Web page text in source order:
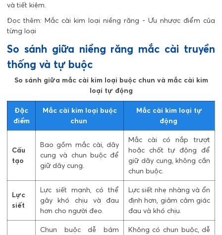
và tiết kiệm.
Đọc thêm: Mắc cài kim loại niềng răng - Ưu nhược điểm của
từng loại
So sánh giữa niềng răng mắc cài truyền
thống và tự buộc
So sánh giữa mắc cài kim loại buộc chun và mắc cài kim
loại tự động
Đặc
điểm
Mắc cài kim loại buộc
chun
Mắc cài kim loại tự
động
Cấu
tạo
Bao gồm mắc cài, dây
cung và chun buộc để
giữ dây cung.
Mắc cài có nắp trượt
hoặc chốt tự động để
giữ dây cung, không cần
chun buộc.
Lực
siết
Lực siết mạnh, có thể
gây khó chịu và đau
hơn cho người đeo.
Lực siết nhẹ nhàng và ổn
định hơn, giảm cảm giác
đau và khó chịu.
Chun buộc dễ bám
Không có chun buộc, dễ